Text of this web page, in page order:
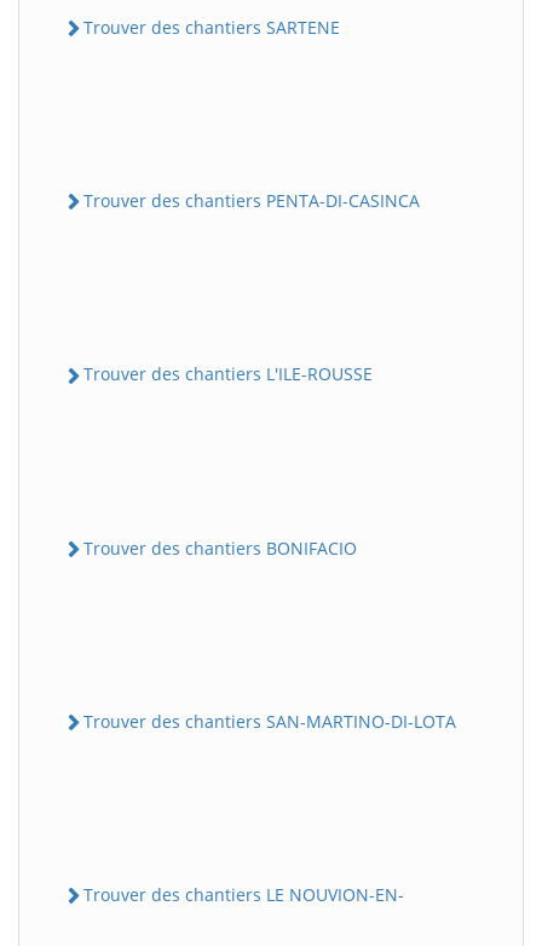
Trouver des chantiers SARTENE
Trouver des chantiers PENTA-DI-CASINCA
Trouver des chantiers L'ILE-ROUSSE
Trouver des chantiers BONIFACIO
Trouver des chantiers SAN-MARTINO-DI-LOTA
Trouver des chantiers LE NOUVION-EN-